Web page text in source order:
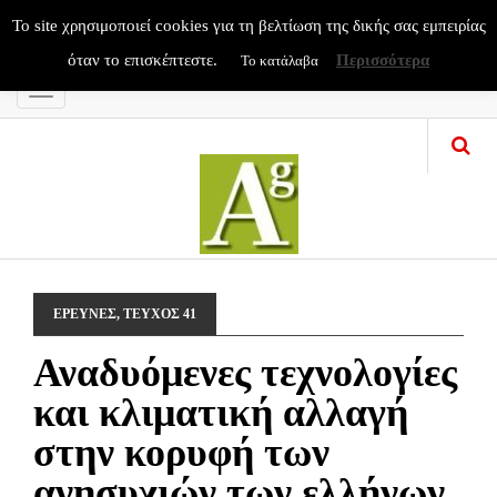
Menu
ΕΡΕΥΝΕΣ, ΤΕΥΧΟΣ 41
Αναδυόμενες τεχνολογίες
και κλιματική αλλαγή
στην κορυφή των
To site χρησιμοποιεί cookies για τη βελτίωση της δικής σας εμπειρίας
όταν το επισκέπτεστε.
Το κατάλαβα Περισσότερα